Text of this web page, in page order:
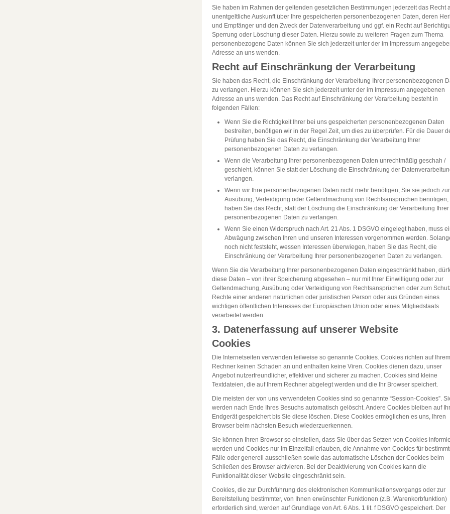
Sie haben im Rahmen der geltenden gesetzlichen Bestimmungen jederzeit das Recht
unentgeltliche Auskunft über Ihre gespeicherten personenbezogenen Daten, deren
und Empfänger und den Zweck der Datenverarbeitung und ggf. ein Recht auf
Sperrung oder Löschung dieser Daten. Hierzu sowie zu weiteren Fragen zum Thema
personenbezogene Daten können Sie sich jederzeit unter der im Impressum
Adresse an uns wenden.
Recht auf Einschränkung der Verarbeitung
Sie haben das Recht, die Einschränkung der Verarbeitung Ihrer personenbezogenen
zu verlangen. Hierzu können Sie sich jederzeit unter der im Impressum angegebenen
Adresse an uns wenden. Das Recht auf Einschränkung der Verarbeitung besteht in
folgenden Fällen:
Wenn Sie die Richtigkeit Ihrer bei uns gespeicherten personenbezogenen Daten
bestreiten, benötigen wir in der Regel Zeit, um dies zu überprüfen. Für die Dauer
Prüfung haben Sie das Recht, die Einschränkung der Verarbeitung Ihrer
personenbezogenen Daten zu verlangen.
Wenn die Verarbeitung Ihrer personenbezogenen Daten unrechtmäßig geschah /
geschieht, können Sie statt der Löschung die Einschränkung der
verlangen.
Wenn wir Ihre personenbezogenen Daten nicht mehr benötigen, Sie sie jedoch zur
Ausübung, Verteidigung oder Geltendmachung von Rechtsansprüchen benötigen,
haben Sie das Recht, statt der Löschung die Einschränkung der Verarbeitung Ihrer
personenbezogenen Daten zu verlangen.
Wenn Sie einen Widerspruch nach Art. 21 Abs. 1 DSGVO eingelegt haben, muss
Abwägung zwischen Ihren und unseren Interessen vorgenommen werden.
noch nicht feststeht, wessen Interessen überwiegen, haben Sie das Recht, die
Einschränkung der Verarbeitung Ihrer personenbezogenen Daten zu verlangen.
Wenn Sie die Verarbeitung Ihrer personenbezogenen Daten eingeschränkt haben,
diese Daten – von ihrer Speicherung abgesehen – nur mit Ihrer Einwilligung oder zur
Geltendmachung, Ausübung oder Verteidigung von Rechtsansprüchen oder zum
Rechte einer anderen natürlichen oder juristischen Person oder aus Gründen eines
wichtigen öffentlichen Interesses der Europäischen Union oder eines Mitgliedstaats
verarbeitet werden.
3. Datenerfassung auf unserer Website
Cookies
Die Internetseiten verwenden teilweise so genannte Cookies. Cookies richten auf Ihrem
Rechner keinen Schaden an und enthalten keine Viren. Cookies dienen dazu, unser
Angebot nutzerfreundlicher, effektiver und sicherer zu machen. Cookies sind kleine
Textdateien, die auf Ihrem Rechner abgelegt werden und die Ihr Browser speichert.
Die meisten der von uns verwendeten Cookies sind so genannte “Session-Cookies”.
werden nach Ende Ihres Besuchs automatisch gelöscht. Andere Cookies bleiben auf
Endgerät gespeichert bis Sie diese löschen. Diese Cookies ermöglichen es uns, Ihren
Browser beim nächsten Besuch wiederzuerkennen.
Sie können Ihren Browser so einstellen, dass Sie über das Setzen von Cookies
werden und Cookies nur im Einzelfall erlauben, die Annahme von Cookies für
Fälle oder generell ausschließen sowie das automatische Löschen der Cookies beim
Schließen des Browser aktivieren. Bei der Deaktivierung von Cookies kann die
Funktionalität dieser Website eingeschränkt sein.
Cookies, die zur Durchführung des elektronischen Kommunikationsvorgangs oder zur
Bereitstellung bestimmter, von Ihnen erwünschter Funktionen (z.B. Warenkorbfunktion)
erforderlich sind, werden auf Grundlage von Art. 6 Abs. 1 lit. f DSGVO gespeichert. Der